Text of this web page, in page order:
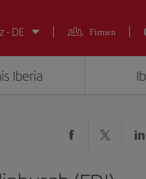
- DE
Firmen
Iberia